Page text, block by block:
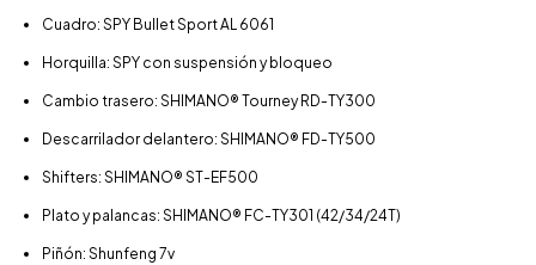
Cuadro: SPY Bullet Sport AL 6061
Horquilla: SPY con suspensión y bloqueo
Cambio trasero: SHIMANO® Tourney RD-TY300
Descarrilador delantero: SHIMANO® FD-TY500
Shifters: SHIMANO® ST-EF500
Plato y palancas: SHIMANO® FC-TY301 (42/34/24T)
Piñón: Shunfeng 7v